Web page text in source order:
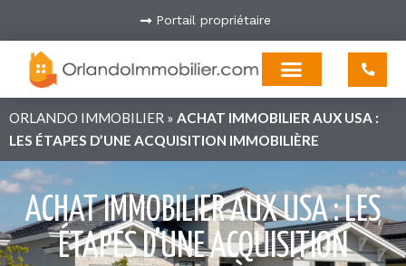
Portail propriétaire
ORLANDO IMMOBILIER » ACHAT IMMOBILIER AUX USA :
LES ÉTAPES D’UNE ACQUISITION IMMOBILIÈRE
ACHAT IMMOBILIER AUX USA : LES
ÉTAPES D’UNE ACQUISITION